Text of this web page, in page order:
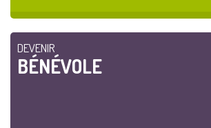
DEVENIR
BÉNÉVOLE